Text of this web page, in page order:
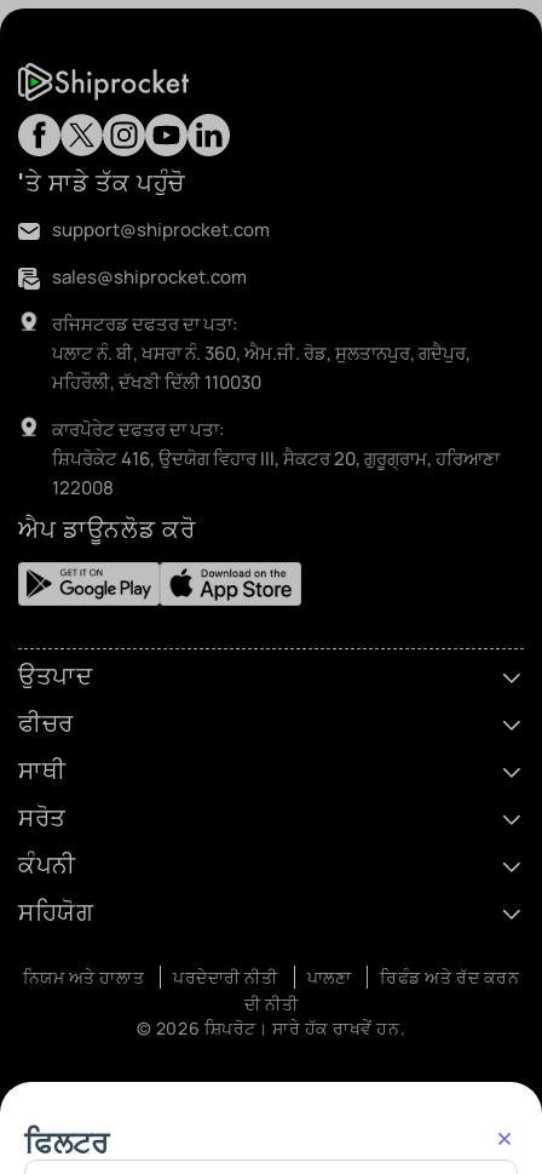
ਫਿਲਟਰ
'ਤੇ ਸਾਡੇ ਤੱਕ ਪਹੁੰਚੋ
support@shiprocket.com
sales@shiprocket.com
ਰਜਿਸਟਰਡ ਦਫਤਰ ਦਾ ਪਤਾ:
ਪਲਾਟ ਨੰ. ਬੀ, ਖਸਰਾ ਨੰ. 360, ਐਮ.ਜੀ. ਰੋਡ, ਸੁਲਤਾਨਪੁਰ, ਗਦੈਪੁਰ,
ਮਹਿਰੌਲੀ, ਦੱਖਣੀ ਦਿੱਲੀ 110030
ਕਾਰਪੋਰੇਟ ਦਫਤਰ ਦਾ ਪਤਾ:
ਸ਼ਿਪਰੋਕੇਟ 416, ਉਦਯੋਗ ਵਿਹਾਰ III, ਸੈਕਟਰ 20, ਗੁਰੂਗ੍ਰਾਮ, ਹਰਿਆਣਾ
122008
ਐਪ ਡਾਊਨਲੋਡ ਕਰੋ
ਉਤਪਾਦ
ਫੀਚਰ
ਸਾਥੀ
ਸਰੋਤ
ਕੰਪਨੀ
ਸਹਿਯੋਗ
© 2026 ਸ਼ਿਪਰੋਟ। ਸਾਰੇ ਹੱਕ ਰਾਖਵੇਂ ਹਨ.
ਨਿਯਮ ਅਤੇ ਹਾਲਾਤ ਪਰਦੇਦਾਰੀ ਨੀਤੀ ਪਾਲਣਾ
ਰਿਫੰਡ ਅਤੇ ਰੱਦ ਕਰਨ
ਦੀ ਨੀਤੀ